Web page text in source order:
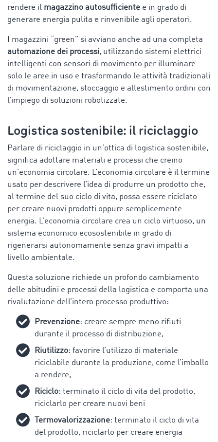
rendere il magazzino autosufficiente e in grado di
generare energia pulita e rinvenibile agli operatori.
I magazzini “green” si avviano anche ad una completa
automazione dei processi, utilizzando sistemi elettrici
intelligenti con sensori di movimento per illuminare
solo le aree in uso e trasformando le attività tradizionali
di movimentazione, stoccaggio e allestimento ordini con
l’impiego di soluzioni robotizzate.
Logistica sostenibile: il riciclaggio
Parlare di riciclaggio in un’ottica di logistica sostenibile,
significa adottare materiali e processi che creino
un’economia circolare. L’economia circolare è il termine
usato per descrivere l’idea di produrre un prodotto che,
al termine del suo ciclo di vita, possa essere riciclato
per creare nuovi prodotti oppure semplicemente
energia. L’economia circolare crea un ciclo virtuoso, un
sistema economico ecosostenibile in grado di
rigenerarsi autonomamente senza gravi impatti a
livello ambientale.
Questa soluzione richiede un profondo cambiamento
delle abitudini e processi della logistica e comporta una
rivalutazione dell’intero processo produttivo:
Prevenzione: creare sempre meno rifiuti
durante il processo di distribuzione,
Riutilizzo: favorire l’utilizzo di materiale
riciclabile durante la produzione, come l’imballo
a rendere,
Riciclo: terminato il ciclo di vita del prodotto,
riciclarlo per creare nuovi beni
Termovalorizzazione: terminato il ciclo di vita
del prodotto, riciclarlo per creare energia